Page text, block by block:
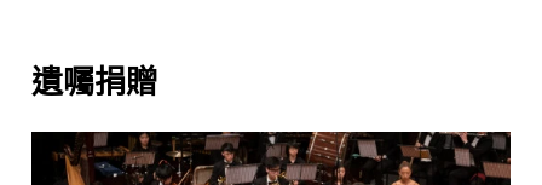
遺囑捐贈